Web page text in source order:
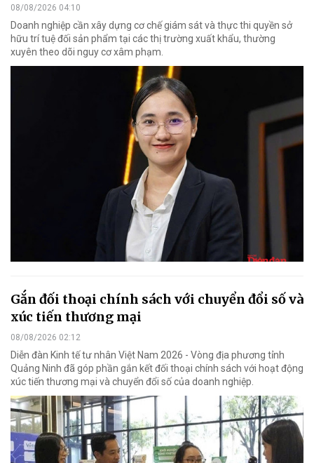
08/08/2026 04:10
Doanh nghiệp cần xây dựng cơ chế giám sát và thực thi quyền sở
hữu trí tuệ đối sản phẩm tại các thị trường xuất khẩu, thường
xuyên theo dõi nguy cơ xâm phạm.
Gắn đối thoại chính sách với chuyển đổi số và
xúc tiến thương mại
08/08/2026 02:12
Diễn đàn Kinh tế tư nhân Việt Nam 2026 - Vòng địa phương tỉnh
Quảng Ninh đã góp phần gắn kết đối thoại chính sách với hoạt động
xúc tiến thương mại và chuyển đổi số của doanh nghiệp.